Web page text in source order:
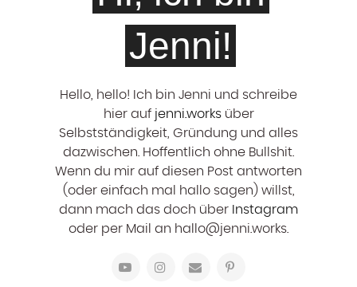
Jenni!
Hello, hello! ‍Ich bin Jenni und schreibe
hier auf jenni.worksüber
Selbstständigkeit, Gründung und alles
dazwischen. Hoffentlich ohne Bullshit.
Wenn du mir auf diesen Post antworten
(oder einfach mal hallo sagen) willst,
dann mach das doch über Instagram
oder per Mail an hallo@jenni.works.